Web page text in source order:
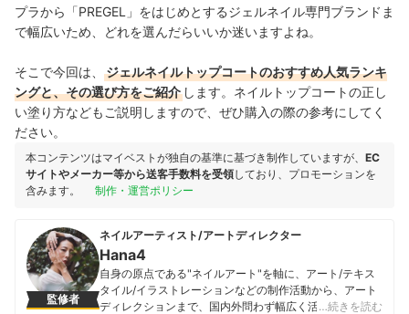
プラから「PREGEL」をはじめとするジェルネイル専門ブランドま
で幅広いため、どれを選んだらいいか迷いますよね。
そこで今回は、
ジェルネイルトップコートのおすすめ人気ランキ
ングと、その選び方をご紹介 します。ネイルトップコートの正し
い塗り方などもご説明しますので、ぜひ購入の際の参考にしてく
ださい。
本コンテンツはマイベストが独自の基準に基づき制作していますが、 EC
サイトやメーカー等から送客手数料を受領しており、プロモーションを
含みます。
制作・運営ポリシー
監修者
ネイルアーティスト/アートディレクター
Hana4
自身の原点である"ネイルアート"を軸に、アート/テキス
タイル/イラストレーションなどの制作活動から、アート
ディレクションまで、国内外問わず幅広く活動するアー
…続きを読む